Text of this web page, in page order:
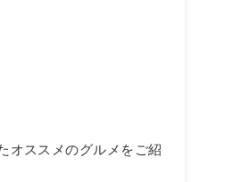
オススメのグルメをご紹